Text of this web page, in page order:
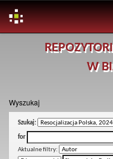
W
Wyszukaj
Szukaj:
for
Aktualne filtry: